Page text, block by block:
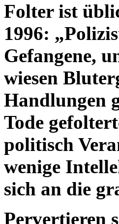
Folter ist
1996:
Gefangene,
wiesen
Handlungen
Tode
politisch
wenige
sich an die
Pervertieren